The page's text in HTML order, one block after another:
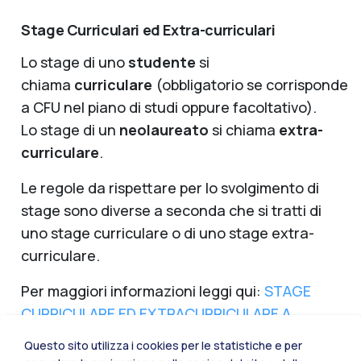
Stage Curriculari ed Extra-curriculari
Lo stage di uno studente si
chiama curriculare (obbligatorio se corrisponde
a CFU nel piano di studi oppure facoltativo).
Lo stage di un neolaureato si chiama extra-
curriculare.
Le regole da rispettare per lo svolgimento di
stage sono diverse a seconda che si tratti di
uno stage curriculare o di uno stage extra-
curriculare.
Per maggiori informazioni leggi qui: STAGE
CURRICULARE ED EXTRACURRICULARE A
Questo sito utilizza i cookies per le statistiche e per